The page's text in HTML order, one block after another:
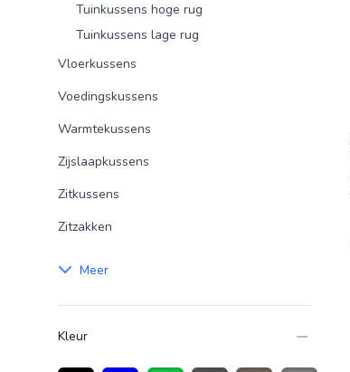
Tuinkussens hoge rug
Tuinkussens lage rug
Vloerkussens
Voedingskussens
Warmtekussens
Zijslaapkussens
Zitkussens
Zitzakken
Meer
Kleur